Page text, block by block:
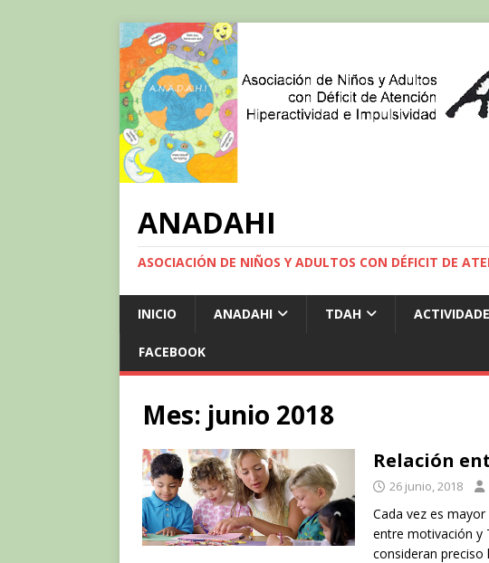
ANADAHI
ASOCIACIÓN DE NIÑOS Y ADULTOS CON DÉFICIT DE
INICIO ANADAHI TDAH
FACEBOOK
Mes: junio 2018
Relación
26 junio, 2018
Cada vez es
entre motivación y
consideran